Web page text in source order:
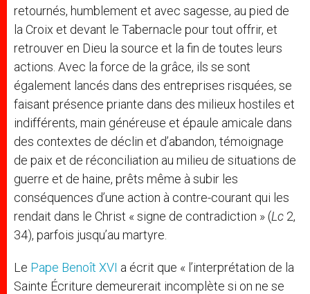
retournés, humblement et avec sagesse, au pied de
la Croix et devant le Tabernacle pour tout offrir, et
retrouver en Dieu la source et la fin de toutes leurs
actions. Avec la force de la grâce, ils se sont
également lancés dans des entreprises risquées, se
faisant présence priante dans des milieux hostiles et
indifférents, main généreuse et épaule amicale dans
des contextes de déclin et d’abandon, témoignage
de paix et de réconciliation au milieu de situations de
guerre et de haine, prêts même à subir les
conséquences d’une action à contre-courant qui les
rendait dans le Christ « signe de contradiction » (Lc 2,
34), parfois jusqu’au martyre.
Le Pape Benoît XVI a écrit que « l’interprétation de la
Sainte Écriture demeurerait incomplète si on ne se